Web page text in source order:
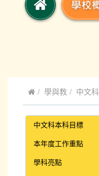
學與教 中文科
中文科本科目標
本年度工作重點
學科亮點